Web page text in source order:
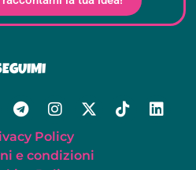
Policy
e condizioni